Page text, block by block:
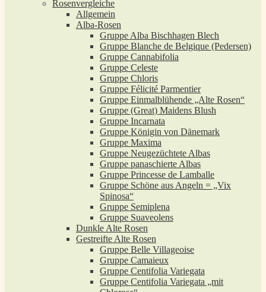
Rosenvergleiche
Allgemein
Alba-Rosen
Gruppe Alba Bischhagen Blech
Gruppe Blanche de Belgique (Pedersen)
Gruppe Cannabifolia
Gruppe Celeste
Gruppe Chloris
Gruppe Félicité Parmentier
Gruppe Einmalblühende „Alte Rosen“
Gruppe (Great) Maidens Blush
Gruppe Incarnata
Gruppe Königin von Dänemark
Gruppe Maxima
Gruppe Neugezüchtete Albas
Gruppe panaschierte Albas
Gruppe Princesse de Lamballe
Gruppe Schöne aus Angeln = „Vix
Spinosa“
Gruppe Semiplena
Gruppe Suaveolens
Dunkle Alte Rosen
Gestreifte Alte Rosen
Gruppe Belle Villageoise
Gruppe Camaieux
Gruppe Centifolia Variegata
Gruppe Centifolia Variegata „mit